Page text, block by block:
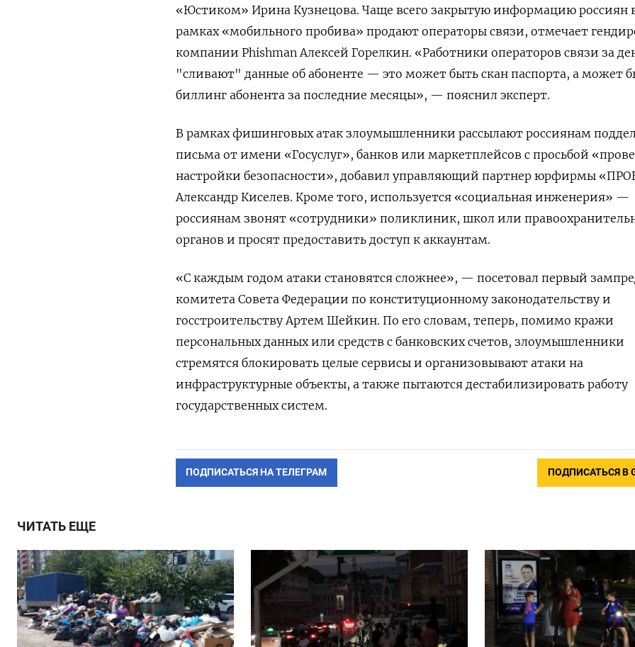
«Юстиком» Ирина Кузнецова. Чаще всего закрытую информацию россиян
рамках «мобильного пробива» продают операторы связи, отмечает
компании Phishman Алексей Горелкин. «Работники операторов связи за
"сливают" данные об абоненте — это может быть скан паспорта, а может
биллинг абонента за последние месяцы», — пояснил эксперт.
В рамках фишинговых атак злоумышленники рассылают россиянам
письма от имени «Госуслуг», банков или маркетплейсов с просьбой
настройки безопасности», добавил управляющий партнер юрфирмы
Александр Киселев. Кроме того, используется «социальная инженерия» —
россиянам звонят «сотрудники» поликлиник, школ или
органов и просят предоставить доступ к аккаунтам.
«С каждым годом атаки становятся сложнее», — посетовал первый
комитета Совета Федерации по конституционному законодательству и
госстроительству Артем Шейкин. По его словам, теперь, помимо кражи
персональных данных или средств с банковских счетов, злоумышленники
стремятся блокировать целые сервисы и организовывают атаки на
инфраструктурные объекты, а также пытаются дестабилизировать работу
государственных систем.
ПОДПИСАТЬСЯ НА ТЕЛЕГРАМ ПОДПИСАТЬСЯ В
ЧИТАТЬ ЕЩЕ